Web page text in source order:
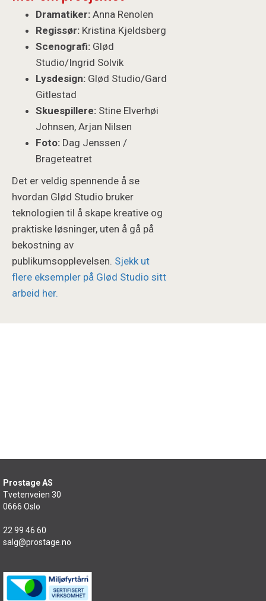
Dramatiker: Anna Renolen
Regissør: Kristina Kjeldsberg
Scenografi: Glød
Studio/Ingrid Solvik
Lysdesign: Glød Studio/Gard
Gitlestad
Skuespillere: Stine Elverhøi
Johnsen, Arjan Nilsen
Foto: Dag Jenssen /
Brageteatret
Det er veldig spennende å se
hvordan Glød Studio bruker
teknologien til å skape kreative og
praktiske løsninger, uten å gå på
bekostning av
publikumsopplevelsen. Sjekk ut
flere eksempler på Glød Studio sitt
arbeid her.
Prostage AS
Tvetenveien 30
0666 Oslo
22 99 46 60
salg@prostage.no